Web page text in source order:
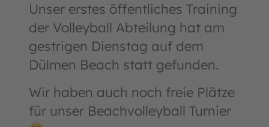
Unser erstes öffentliches Training
der Volleyball Abteilung hat am
gestrigen Dienstag auf dem
Dülmen Beach statt gefunden.
Wir haben auch noch freie Plätze
für unser Beachvolleyball Turnier